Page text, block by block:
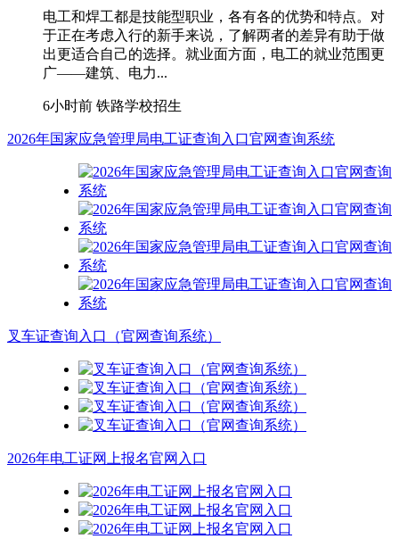
电工和焊工都是技能型职业，各有各的优势和特点。对
于正在考虑入行的新手来说，了解两者的差异有助于做
出更适合自己的选择。就业面方面，电工的就业范围更
广——建筑、电力...
6小时前 铁路学校招生
2026年国家应急管理局电工证查询入口官网查询系统
叉车证查询入口（官网查询系统）
2026年电工证网上报名官网入口